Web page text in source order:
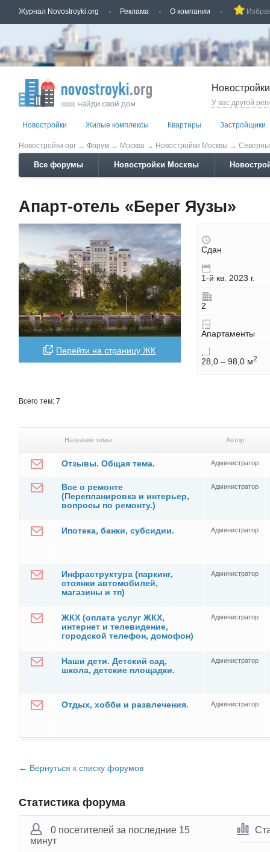
Журнал Novostroyki.org Реклама О компании
У вас другой
Новостройки Жилые комплексы Квартиры Застройщики
Новостройки.орг → Форум → Москва → Новостройки Москвы →
Все форумы Новостройки Москвы
Апарт-отель «Берег Яузы»
Перейти на страницу ЖК
Сдан
1-й кв. 2023 г.
2
Апартаменты
28,0 – 98,0 м2
Всего тем: 7
Название темы Автор
Отзывы. Общая тема. Администратор
Все о ремонте
(Перепланировка и интерьер,
вопросы по ремонту.)
Администратор
Ипотека, банки, субсидии. Администратор
Инфраструктура (паркинг,
стоянки автомобилей,
магазины и тп)
Администратор
ЖКХ (оплата услуг ЖКХ,
интернет и телевидение,
городской телефон, домофон)
Администратор
Наши дети. Детский сад,
школа, детские площадки.
Администратор
Отдых, хобби и развлечения. Администратор
← Вернуться к списку форумов
Статистика форума
0 посетителей за последние 15
минут